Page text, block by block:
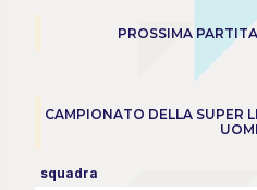
PROSSIMA
CAMPIONATO DELLA SUPER
squadra